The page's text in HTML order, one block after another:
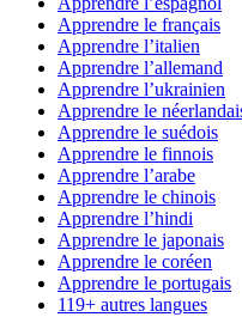
Apprendre le français
Apprendre l’italien
Apprendre l’allemand
Apprendre l’ukrainien
Apprendre le
Apprendre le suédois
Apprendre le finnois
Apprendre l’arabe
Apprendre le chinois
Apprendre l’hindi
Apprendre le japonais
Apprendre le coréen
Apprendre le portugais
119+ autres langues